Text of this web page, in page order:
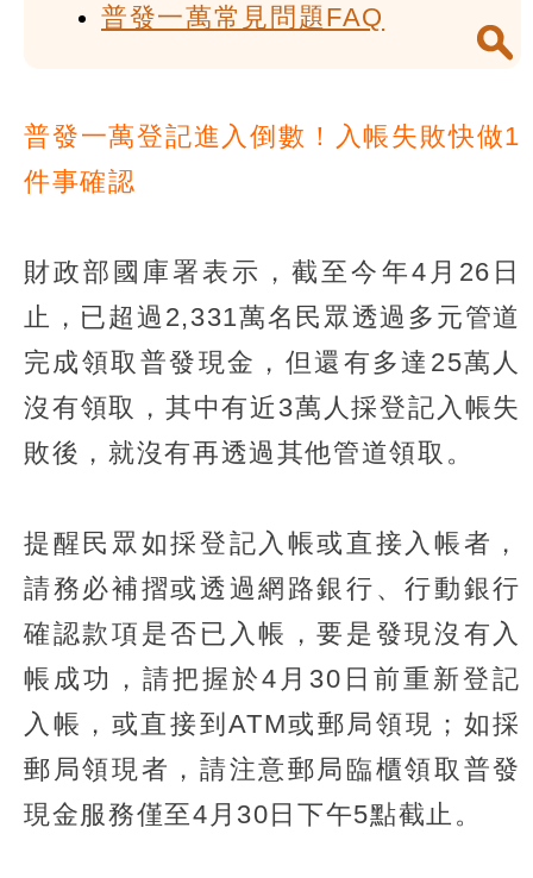
普發一萬常見問題FAQ
普發一萬登記進入倒數！入帳失敗快做1
件事確認
財政部國庫署表示，截至今年4月26日
止，已超過2,331萬名民眾透過多元管道
完成領取普發現金，但還有多達25萬人
沒有領取，其中有近3萬人採登記入帳失
敗後，就沒有再透過其他管道領取。
提醒民眾如採登記入帳或直接入帳者，
請務必補摺或透過網路銀行、行動銀行
確認款項是否已入帳，要是發現沒有入
帳成功，請把握於4月30日前重新登記
入帳，或直接到ATM或郵局領現；如採
郵局領現者，請注意郵局臨櫃領取普發
現金服務僅至4月30日下午5點截止。